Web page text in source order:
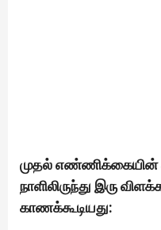
முதல் எண்ணிக்கையின்
நாளிலிருந்து இரு
காணக்கூடியது: